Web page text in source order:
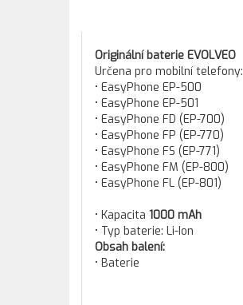
Originální baterie EVOLVEO
Určena pro mobilní telefony:
• EasyPhone EP-500
• EasyPhone EP-501
• EasyPhone FD (EP-700)
• EasyPhone FP (EP-770)
• EasyPhone FS (EP-771)
• EasyPhone FM (EP-800)
• EasyPhone FL (EP-801)
• Kapacita 1000 mAh
• Typ baterie: Li-Ion
Obsah balení:
• Baterie